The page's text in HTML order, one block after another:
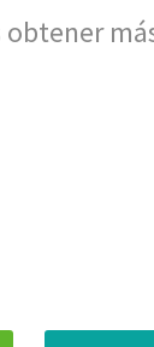
obtener